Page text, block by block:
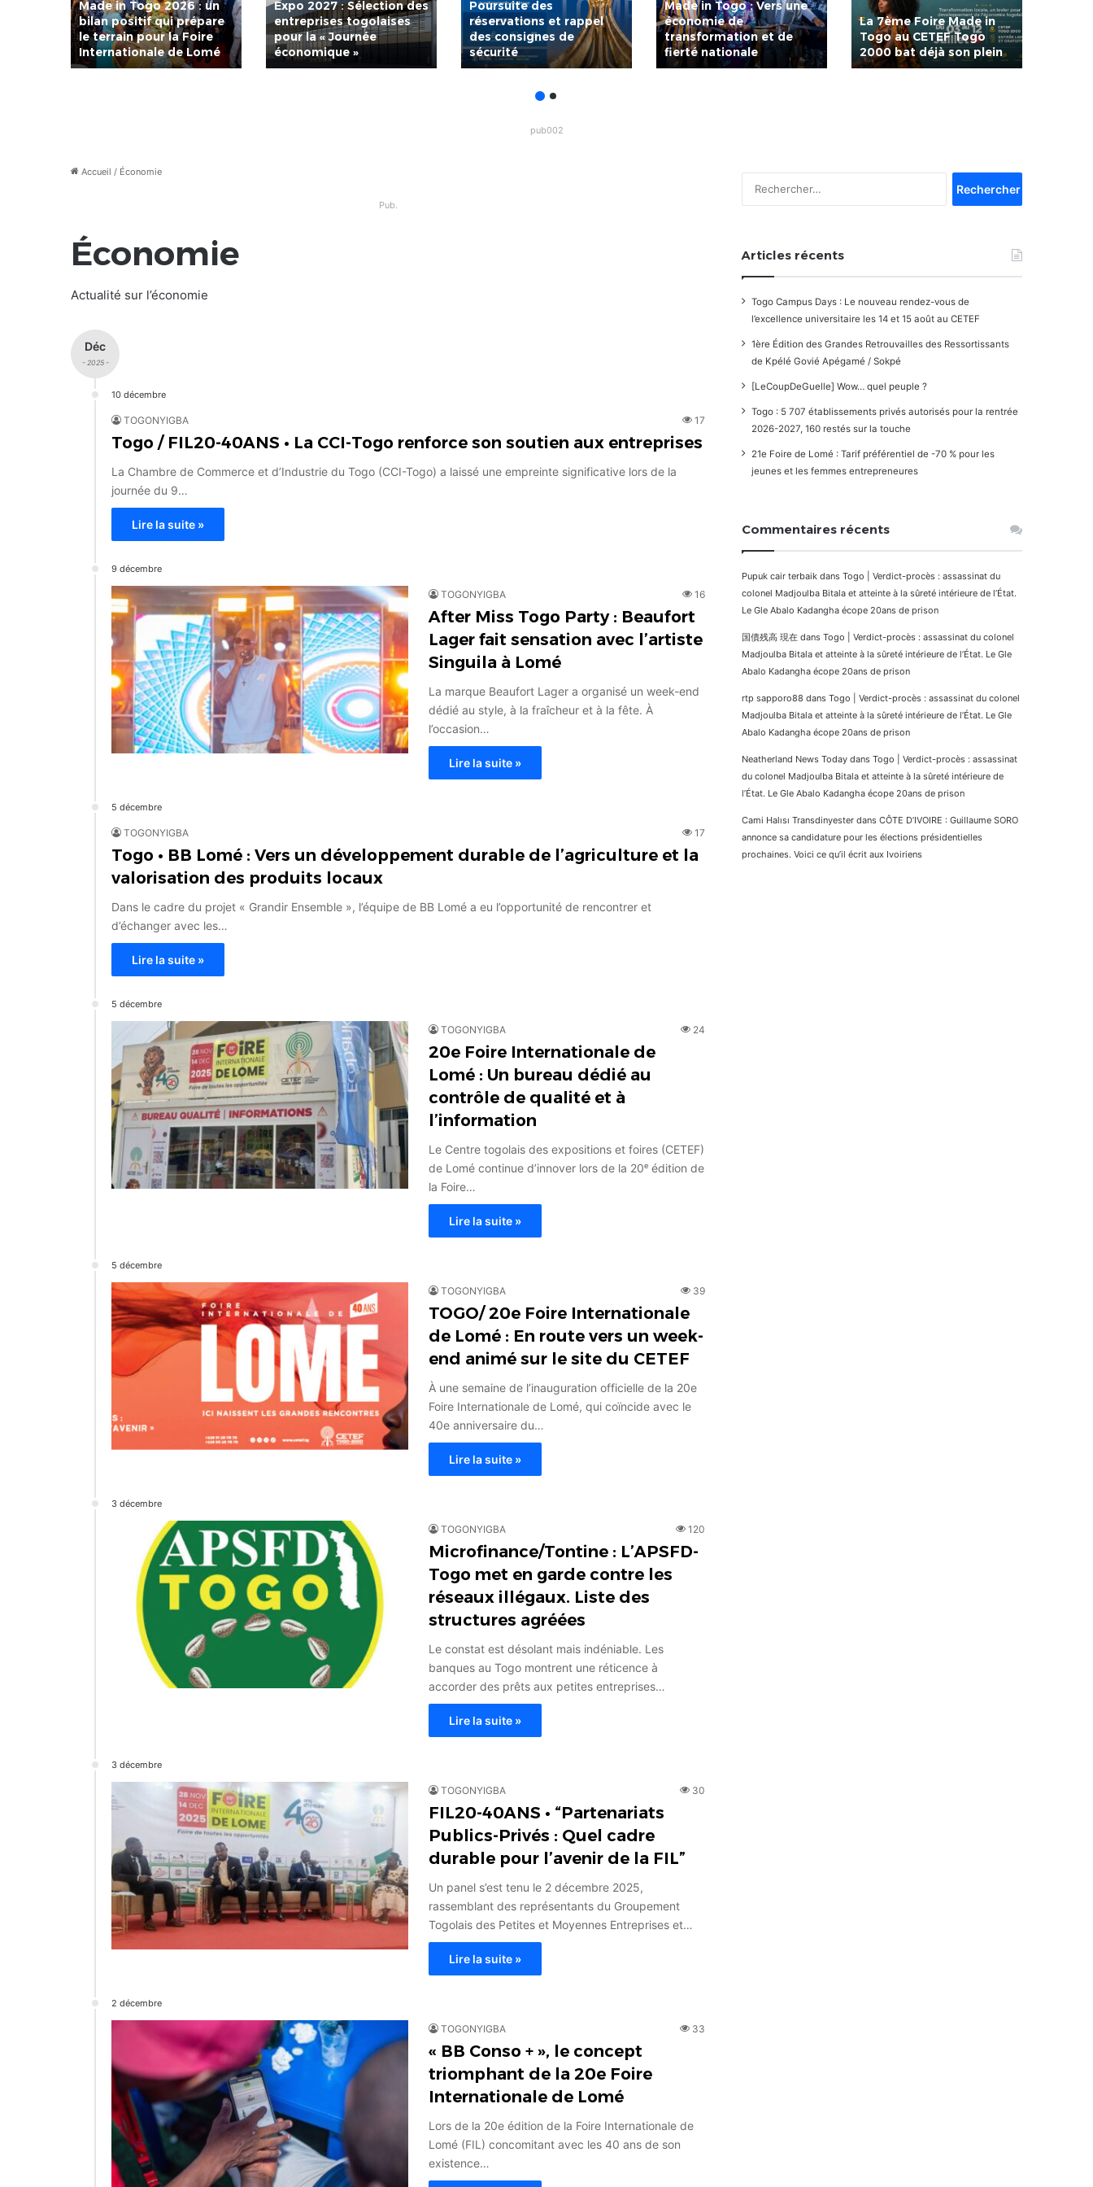
Made in Togo 2026 : un
bilan positif qui prépare
le terrain pour la Foire
Internationale de Lomé
Expo 2027 : Sélection des
entreprises togolaises
pour la « Journée
économique »
Poursuite des
réservations et rappel
des consignes de
sécurité
Made in Togo : Vers une
économie de
transformation et de
fierté nationale
La 7ème Foire Made in
Togo au CETEF Togo
2000 bat déjà son plein
pub002
Accueil / Économie
Pub.
Économie
Actualité sur l’économie
Déc
- 2025 -
10 décembre
TOGONYIGBA 17
Togo / FIL20-40ANS • La CCI-Togo renforce son soutien aux entreprises
La Chambre de Commerce et d’Industrie du Togo (CCI-Togo) a laissé une empreinte significative lors de la
journée du 9…
Lire la suite »
9 décembre
TOGONYIGBA 16
After Miss Togo Party : Beaufort
Lager fait sensation avec l’artiste
Singuila à Lomé
La marque Beaufort Lager a organisé un week-end
dédié au style, à la fraîcheur et à la fête. À
l’occasion…
Lire la suite »
5 décembre
TOGONYIGBA 17
Togo • BB Lomé : Vers un développement durable de l’agriculture et la
valorisation des produits locaux
Dans le cadre du projet « Grandir Ensemble », l’équipe de BB Lomé a eu l’opportunité de rencontrer et
d’échanger avec les…
Lire la suite »
5 décembre
TOGONYIGBA 24
20e Foire Internationale de
Lomé : Un bureau dédié au
contrôle de qualité et à
l’information
Le Centre togolais des expositions et foires (CETEF)
de Lomé continue d’innover lors de la 20ᵉ édition de
la Foire…
Lire la suite »
5 décembre
TOGONYIGBA 39
TOGO/ 20e Foire Internationale
de Lomé : En route vers un week-
end animé sur le site du CETEF
À une semaine de l’inauguration officielle de la 20e
Foire Internationale de Lomé, qui coïncide avec le
40e anniversaire du…
Lire la suite »
3 décembre
TOGONYIGBA 120
Microfinance/Tontine : L’APSFD-
Togo met en garde contre les
réseaux illégaux. Liste des
structures agréées
Le constat est désolant mais indéniable. Les
banques au Togo montrent une réticence à
accorder des prêts aux petites entreprises…
Lire la suite »
3 décembre
TOGONYIGBA 30
FIL20-40ANS • “Partenariats
Publics-Privés : Quel cadre
durable pour l’avenir de la FIL”
Un panel s’est tenu le 2 décembre 2025,
rassemblant des représentants du Groupement
Togolais des Petites et Moyennes Entreprises et…
Lire la suite »
2 décembre
TOGONYIGBA 33
« BB Conso + », le concept
triomphant de la 20e Foire
Internationale de Lomé
Lors de la 20e édition de la Foire Internationale de
Lomé (FIL) concomitant avec les 40 ans de son
existence…
Articles récents
Togo Campus Days : Le nouveau rendez-vous de
l’excellence universitaire les 14 et 15 août au CETEF
1ère Édition des Grandes Retrouvailles des Ressortissants
de Kpélé Govié Apégamé / Sokpé
[LeCoupDeGuelle] Wow… quel peuple ?
Togo : 5 707 établissements privés autorisés pour la rentrée
2026-2027, 160 restés sur la touche
21e Foire de Lomé : Tarif préférentiel de -70 % pour les
jeunes et les femmes entrepreneures
Commentaires récents
Pupuk cair terbaik dans Togo | Verdict-procès : assassinat du
colonel Madjoulba Bitala et atteinte à la sûreté intérieure de l’État.
Le Gle Abalo Kadangha écope 20ans de prison
国債残高 現在 dans Togo | Verdict-procès : assassinat du colonel
Madjoulba Bitala et atteinte à la sûreté intérieure de l’État. Le Gle
Abalo Kadangha écope 20ans de prison
rtp sapporo88 dans Togo | Verdict-procès : assassinat du colonel
Madjoulba Bitala et atteinte à la sûreté intérieure de l’État. Le Gle
Abalo Kadangha écope 20ans de prison
Neatherland News Today dans Togo | Verdict-procès : assassinat
du colonel Madjoulba Bitala et atteinte à la sûreté intérieure de
l’État. Le Gle Abalo Kadangha écope 20ans de prison
Cami Halısı Transdinyester dans CÔTE D’IVOIRE : Guillaume SORO
annonce sa candidature pour les élections présidentielles
prochaines. Voici ce qu’il écrit aux Ivoiriens